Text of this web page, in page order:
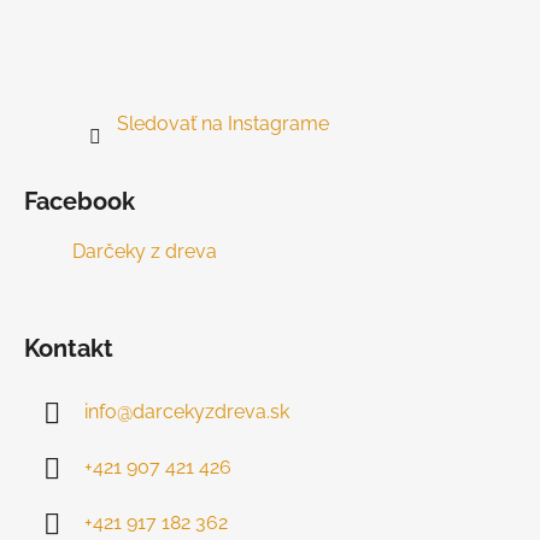
Sledovať na Instagrame
Facebook
Darčeky z dreva
Kontakt
info@darcekyzdreva.sk
+421 907 421 426
+421 917 182 362